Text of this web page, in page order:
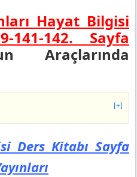
Hayat Bilgisi
141-142. Sayfa
Araçlarında
[+]
Sayfa 139 Cevapları
Ders Kitabı Sayfa